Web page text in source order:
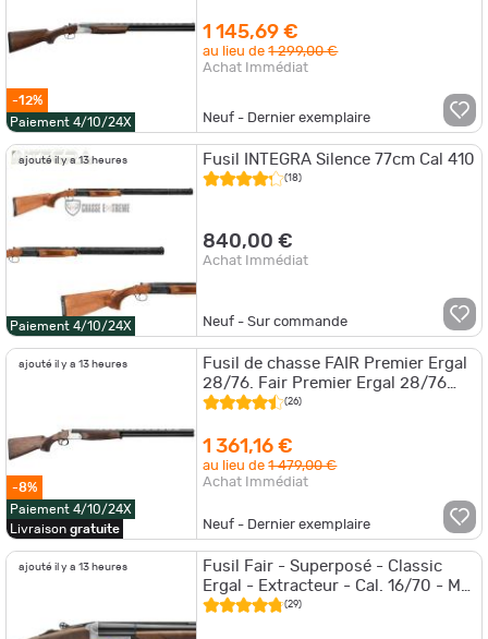
-12%
Paiement 4/10/24X
1 145,69 €
au lieu de1 299,00 €
Achat Immédiat
Neuf - Dernier exemplaire
ajouté il y a 13 heures
Paiement 4/10/24X
Fusil INTEGRA Silence 77cm Cal 410
(18)
840,00 €
Achat Immédiat
Neuf - Sur commande
ajouté il y a 13 heures
-8%
Paiement 4/10/24X
Livraison gratuite
Fusil de chasse FAIR Premier Ergal
28/76. Fair Premier Ergal 28/76
Crosse Anglaise
(26)
1 361,16 €
au lieu de1 479,00 €
Achat Immédiat
Neuf - Dernier exemplaire
ajouté il y a 13 heures
Fusil Fair - Superposé - Classic
Ergal - Extracteur - Cal. 16/70 - MD
- canon 71cm (DC016MCI)
(29)